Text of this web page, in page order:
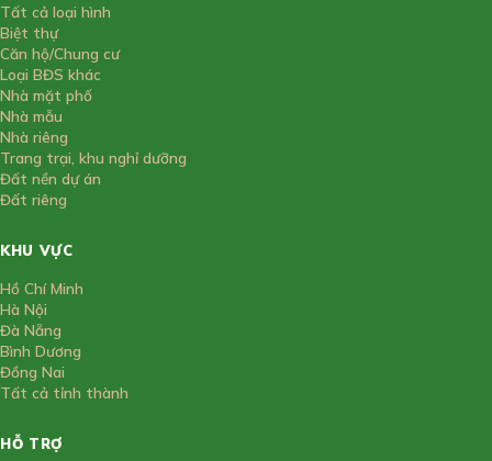
Tất cả loại hình
Biệt thự
Căn hộ/Chung cư
Loại BĐS khác
Nhà mặt phố
Nhà mẫu
Nhà riêng
Trang trại, khu nghỉ dưỡng
Đất nền dự án
Đất riêng
KHU VỰC
Hồ Chí Minh
Hà Nội
Đà Nẵng
Bình Dương
Đồng Nai
Tất cả tỉnh thành
HỖ TRỢ